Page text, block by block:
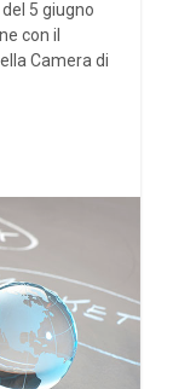
5 giugno
con il
Camera di